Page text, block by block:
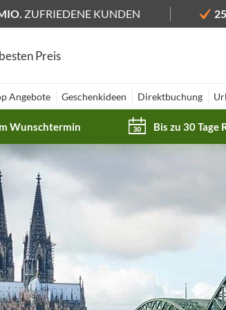
ZUFRIEDENE KUNDEN
Preis
Angebote Geschenkideen Direktbuchung
Wunschtermin Bis zu 30 Tage